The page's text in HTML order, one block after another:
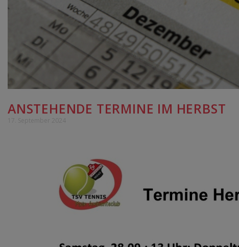
ANSTEHENDE TERMINE IM HERBST